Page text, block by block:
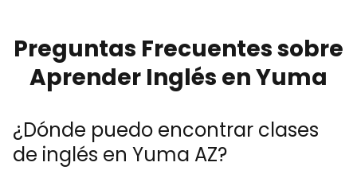
Preguntas Frecuentes sobre
Aprender Inglés en Yuma
¿Dónde puedo encontrar clases
de inglés en Yuma AZ?